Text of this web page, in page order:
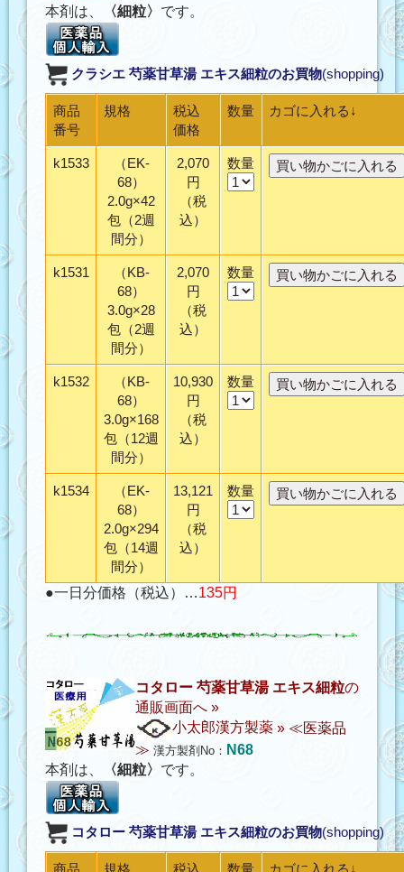
本剤は、
〈細粒〉 です。
クラシエ 芍薬甘草湯 エキス細粒のお買物(shopping)
商品
番号
規格
税込
価格
数量 カゴに入れる↓
k1533
（EK-
68）
2.0g×42
包（2週
間分）
2,070
円
（税
込）
数量
k1531
（KB-
68）
3.0g×28
包（2週
間分）
2,070
円
（税
込）
数量
k1532
（KB-
68）
3.0g×168
包（12週
間分）
10,930
円
（税
込）
数量
k1534
（EK-
68）
2.0g×294
包（14週
間分）
13,121
円
（税
込）
数量
●一日分価格（税込）…135円
コタロー 芍薬甘草湯 エキス細粒の
通販画面へ »
小太郎漢方製薬 » ≪医薬品
≫ 漢方製剤No： N68
本剤は、
〈細粒〉 です。
コタロー 芍薬甘草湯 エキス細粒のお買物(shopping)
商品 規格 税込 数量 カゴに入れる↓